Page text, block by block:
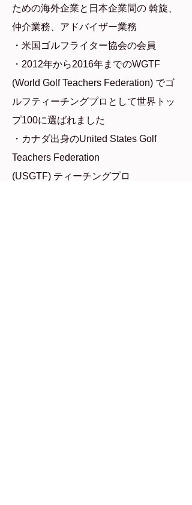
ための海外企業と日本企業間の 斡旋、
仲介業務、アドバイザー業務
・米国ゴルフライター協会の会員
・2012年から2016年までのWGTF
(World Golf Teachers Federation) でゴ
ルフティーチングプロとして世界トッ
プ100に選ばれました
・カナダ出身のUnited States Golf
Teachers Federation
(USGTF) ティーチングプロ